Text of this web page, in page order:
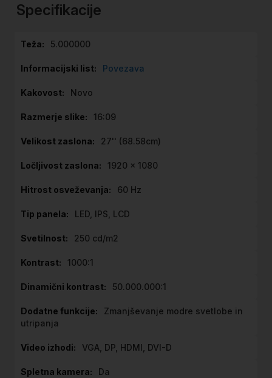
začetek
galerije
Specifikacije
5.000000
Povezava
Novo
16:09
27'' (68.58cm)
1920 x 1080
60 Hz
LED, IPS, LCD
250 cd/m2
1000:1
50.000.000:1
Zmanjševanje modre svetlobe in
utripanja
VGA, DP, HDMI, DVI-D
Da